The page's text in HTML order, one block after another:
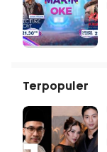
Terpopuler